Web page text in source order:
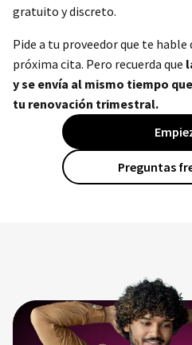
gratuito y discreto.
Pide a tu proveedor que te
próxima cita. Pero recuerda que
y se envía al mismo tiempo
tu renovación trimestral.
Preguntas